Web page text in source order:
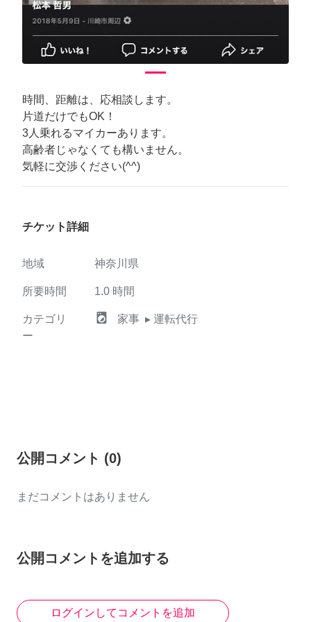
時間、距離は、応相談します。
片道だけでもOK！
3人乗れるマイカーあります。
高齢者じゃなくても構いません。
気軽に交渉ください(^^)
チケット詳細
地域 神奈川県
所要時間 1.0 時間
カテゴリ
ー
local_laundry_service 家事 ▸ 運転代行
公開コメント (0)
まだコメントはありません
公開コメントを追加する
ログインしてコメントを追加